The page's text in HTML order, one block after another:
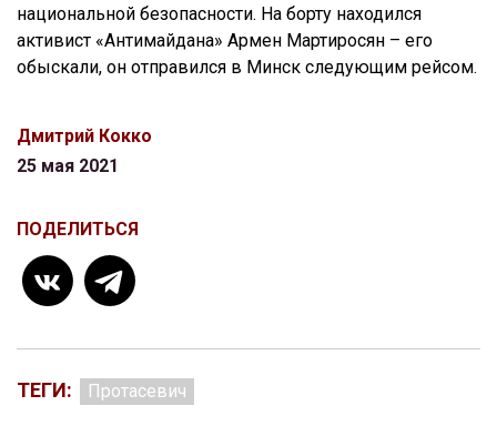
национальной безопасности. На борту находился
активист «Антимайдана» Армен Мартиросян – его
обыскали, он отправился в Минск следующим рейсом.
Дмитрий Кокко
25 мая 2021
ПОДЕЛИТЬСЯ
ТЕГИ: Протасевич